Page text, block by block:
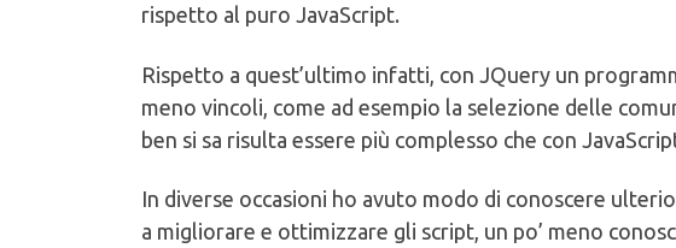
rispetto al puro JavaScript.
Rispetto a quest’ultimo infatti, con JQuery un
meno vincoli, come ad esempio la selezione delle
ben si sa risulta essere più complesso che con
In diverse occasioni ho avuto modo di conoscere
a migliorare e ottimizzare gli script, un po’ meno